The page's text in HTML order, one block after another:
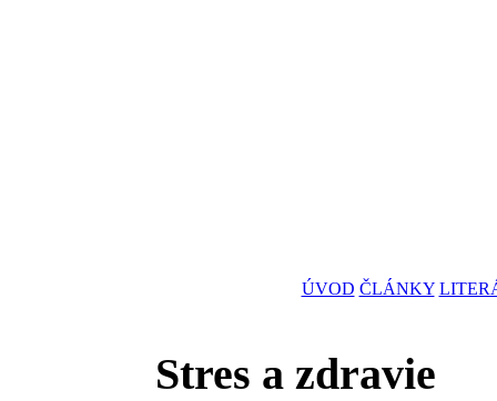
ÚVOD ČLÁNKY
Stres a zdravie